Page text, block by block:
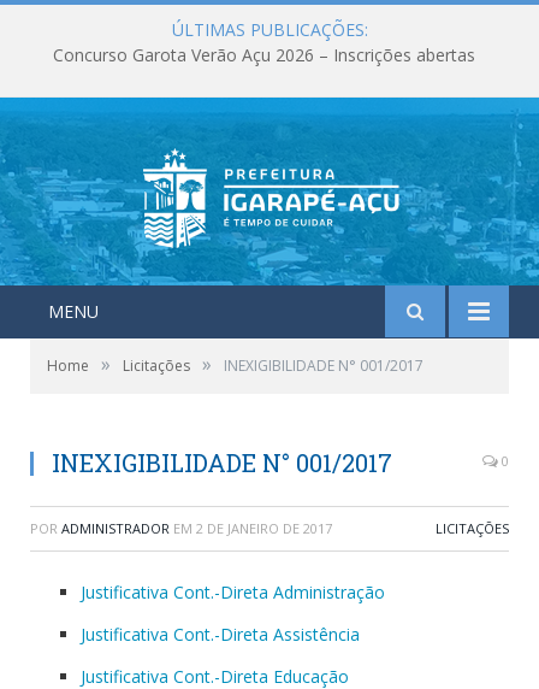
ÚLTIMAS PUBLICAÇÕES:
Concurso Garota Verão Açu 2026 – Inscrições abertas
MENU
Home » Licitações » INEXIGIBILIDADE N° 001/2017
INEXIGIBILIDADE N° 001/2017 0
POR ADMINISTRADOR EM 2 DE JANEIRO DE 2017 LICITAÇÕES
Justificativa Cont.-Direta Administração
Justificativa Cont.-Direta Assistência
Justificativa Cont.-Direta Educação